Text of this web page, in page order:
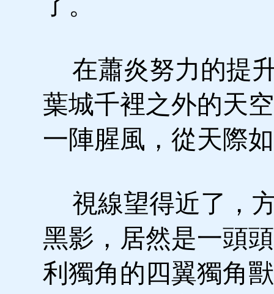
在蕭炎努力的提
葉城千裡之外的天
一陣腥風，從天際
視線望得近了，
黑影，居然是一頭
利獨角的四翼獨角